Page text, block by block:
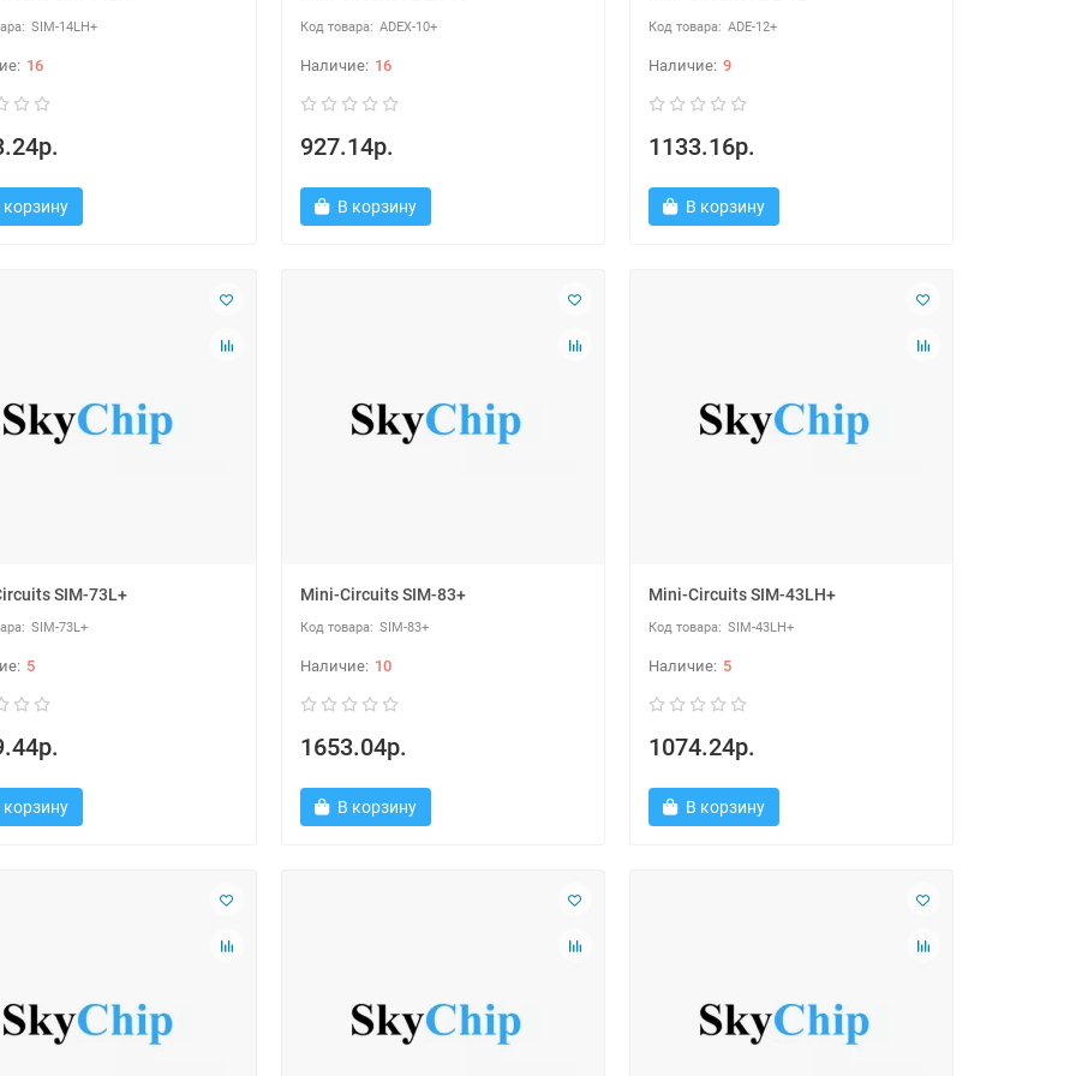
SIM-14LH+
16
корзину
ADEX-10+
16
927.14р.
В корзину
ADE-12+
9
1133.16р.
В корзину
SIM-73L+
SIM-73L+
5
корзину
Mini-Circuits SIM-83+
SIM-83+
10
1653.04р.
В корзину
Mini-Circuits SIM-43LH+
SIM-43LH+
5
1074.24р.
В корзину